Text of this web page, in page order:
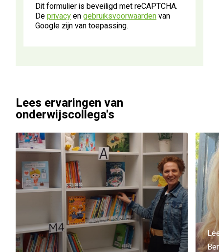
Dit formulier is beveiligd met reCAPTCHA.
Deprivacyengebruiksvoorwaardenvan
Google zijn van toepassing.
Lees ervaringen van
onderwijscollega's